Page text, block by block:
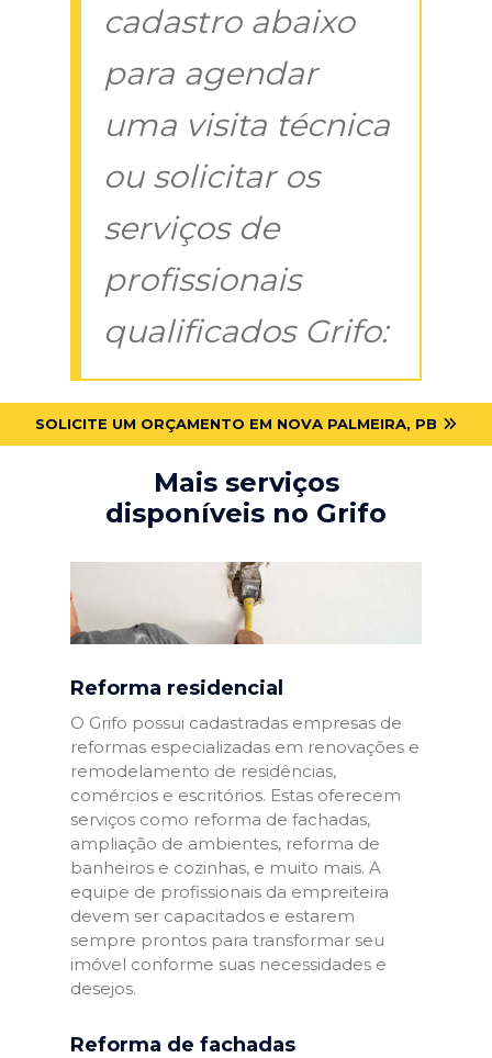
cadastro abaixo
para agendar
uma visita técnica
ou solicitar os
serviços de
profissionais
qualificados Grifo:
SOLICITE UM ORÇAMENTO EM NOVA PALMEIRA, PB
Mais serviços
disponíveis no Grifo
Reforma residencial
O Grifo possui cadastradas empresas de
reformas especializadas em renovações e
remodelamento de residências,
comércios e escritórios. Estas oferecem
serviços como reforma de fachadas,
ampliação de ambientes, reforma de
banheiros e cozinhas, e muito mais. A
equipe de profissionais da empreiteira
devem ser capacitados e estarem
sempre prontos para transformar seu
imóvel conforme suas necessidades e
desejos.
Reforma de fachadas